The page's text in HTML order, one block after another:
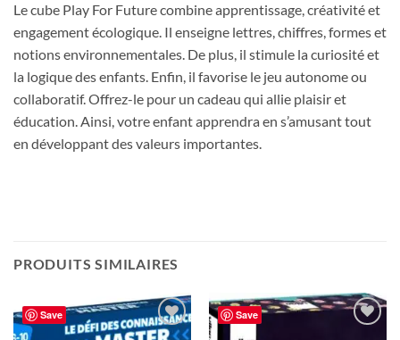
Le cube Play For Future combine apprentissage, créativité et
engagement écologique. Il enseigne lettres, chiffres, formes et
notions environnementales. De plus, il stimule la curiosité et
la logique des enfants. Enfin, il favorise le jeu autonome ou
collaboratif. Offrez-le pour un cadeau qui allie plaisir et
éducation. Ainsi, votre enfant apprendra en s’amusant tout
en développant des valeurs importantes.
PRODUITS SIMILAIRES
Save
Ajouter
Save